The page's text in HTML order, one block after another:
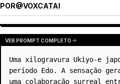
POR@VOXCATAI
VER PROMPT COMPLETO
Uma xilogravura Ukiyo-e
período Edo. A sensação
uma colaboração surreal